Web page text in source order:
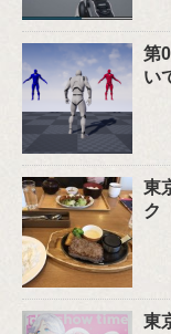
第
い
東
ク
東